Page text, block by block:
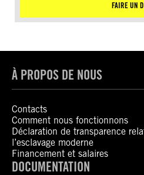
FAIRE UN
À PROPOS DE NOUS
Contacts
Comment nous fonctionnons
Déclaration de transparence
l’esclavage moderne
Financement et salaires
DOCUMENTATION